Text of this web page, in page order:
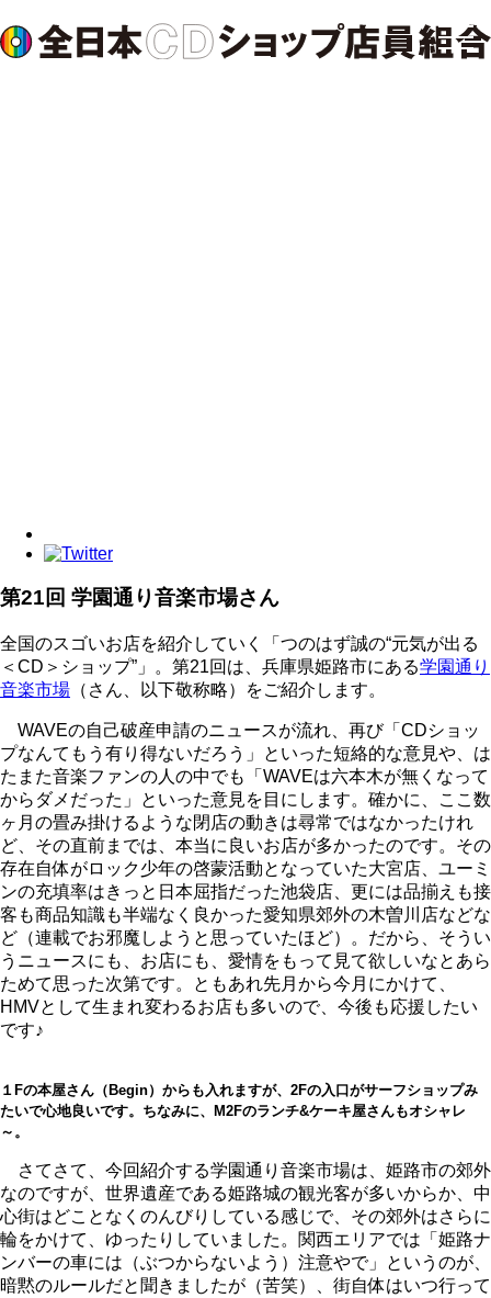
第21回 学園通り音楽市場さん
全国のスゴいお店を紹介していく「つのはず誠の“元気が出る
＜CD＞ショップ”」。第21回は、兵庫県姫路市にある学園通り
音楽市場 （さん、以下敬称略）をご紹介します。
WAVEの自己破産申請のニュースが流れ、再び「CDショッ
プなんてもう有り得ないだろう」といった短絡的な意見や、は
たまた音楽ファンの人の中でも「WAVEは六本木が無くなって
からダメだった」といった意見を目にします。確かに、ここ数
ヶ月の畳み掛けるような閉店の動きは尋常ではなかったけれ
ど、その直前までは、本当に良いお店が多かったのです。その
存在自体がロック少年の啓蒙活動となっていた大宮店、ユーミ
ンの充填率はきっと日本屈指だった池袋店、更には品揃えも接
客も商品知識も半端なく良かった愛知県郊外の木曽川店などな
ど（連載でお邪魔しようと思っていたほど）。だから、そうい
うニュースにも、お店にも、愛情をもって見て欲しいなとあら
ためて思った次第です。ともあれ先月から今月にかけて、
HMVとして生まれ変わるお店も多いので、今後も応援したい
です♪
１Fの本屋さん（Begin）からも入れますが、2Fの入口がサーフショップみ
たいで心地良いです。ちなみに、M2Fのランチ&ケーキ屋さんもオシャレ
～。
さてさて、今回紹介する学園通り音楽市場は、姫路市の郊外
なのですが、世界遺産である姫路城の観光客が多いからか、中
心街はどことなくのんびりしている感じで、その郊外はさらに
輪をかけて、ゆったりしていました。関西エリアでは「姫路ナ
ンバーの車には（ぶつからないよう）注意やで」というのが、
暗黙のルールだと聞きましたが（苦笑）、街自体はいつ行って